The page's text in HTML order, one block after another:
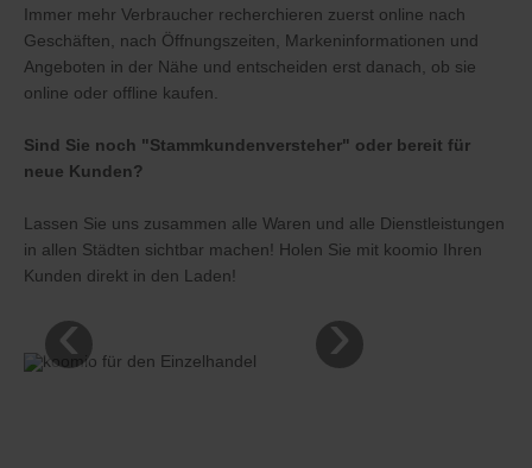
Immer mehr Verbraucher recherchieren zuerst online nach
Geschäften, nach Öffnungszeiten, Markeninformationen und
Angeboten in der Nähe und entscheiden erst danach, ob sie
online oder offline kaufen.
Sind Sie noch "Stammkundenversteher" oder bereit für
neue Kunden?
Lassen Sie uns zusammen alle Waren und alle Dienstleistungen
in allen Städten sichtbar machen! Holen Sie mit koomio Ihren
Kunden direkt in den Laden!
‹ ›